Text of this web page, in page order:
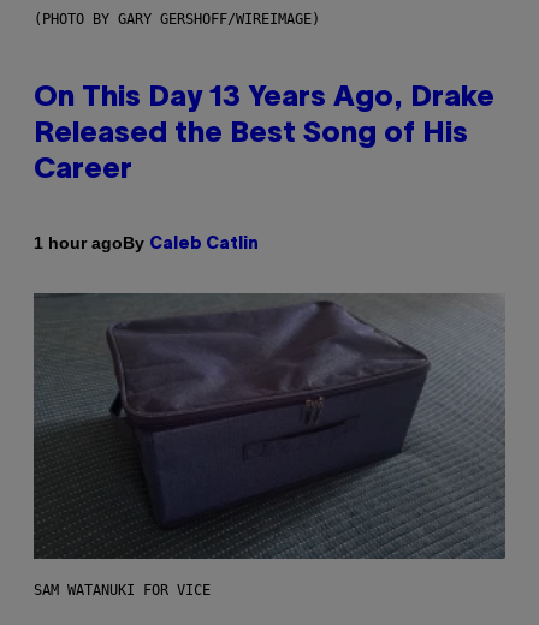
(PHOTO BY GARY GERSHOFF/WIREIMAGE)
On This Day 13 Years Ago, Drake
Released the Best Song of His
Career
1 hour agoBy Caleb Catlin
SAM WATANUKI FOR VICE